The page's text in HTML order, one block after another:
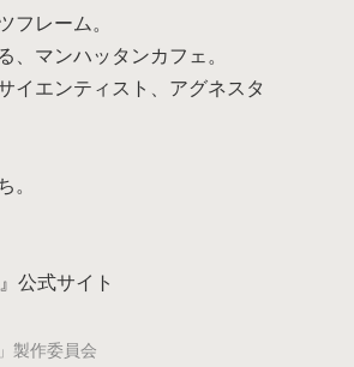
レーム。
マンハッタンカフェ。
イエンティスト、アグネスタ
公式サイト
製作委員会